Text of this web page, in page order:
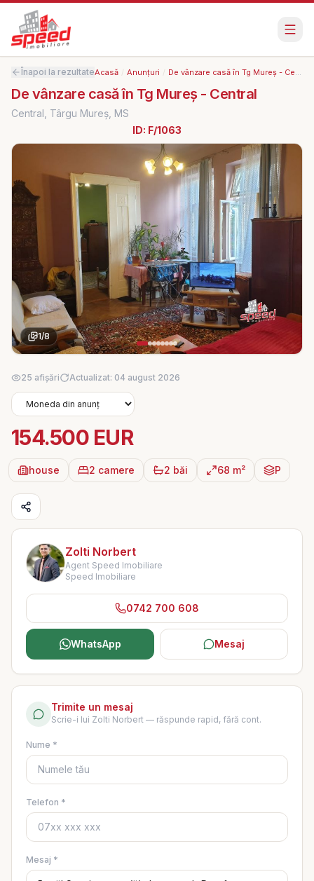
Înapoi la rezultateAcasă Anunțuri De vânzare casă în Tg Mureș - Central
De vânzare casă în Tg Mureș - Central
Central, Târgu Mureș, MS
ID: F/1063
1/8
25 afișări Actualizat: 04 august 2026
154.500 EUR
house 2 camere 2 băi 68 m² P
Zolti Norbert
Agent Speed Imobiliare
Speed Imobiliare
0742 700 608
WhatsApp Mesaj
Trimite un mesaj
Scrie-i lui Zolti Norbert — răspunde rapid, fără cont.
Nume *
Telefon *
Mesaj *